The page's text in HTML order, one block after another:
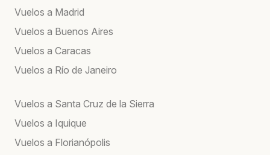
Vuelos a Madrid
Vuelos a Buenos Aires
Vuelos a Caracas
Vuelos a Río de Janeiro
Vuelos a Santa Cruz de la Sierra
Vuelos a Iquique
Vuelos a Florianópolis